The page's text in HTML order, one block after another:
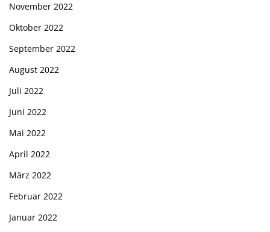
November 2022
Oktober 2022
September 2022
August 2022
Juli 2022
Juni 2022
Mai 2022
April 2022
März 2022
Februar 2022
Januar 2022